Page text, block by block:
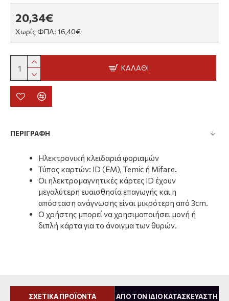
20,34€
Χωρίς ΦΠΑ: 16,40€
ΚΑΛΆΘΙ
ΠΕΡΙΓΡΑΦΗ
Ηλεκτρονική κλειδαριά φοριαμών
Τύπος καρτών: ID (EM), Temic ή Mifare.
Οι ηλεκτρομαγνητικές κάρτες ID έχουν
μεγαλύτερη ευαισθησία επαγωγής και η
απόσταση ανάγνωσης είναι μικρότερη από 3cm.
Ο χρήστης μπορεί να χρησιμοποιήσει μονή ή
διπλή κάρτα για το άνοιγμα των θυρών.
ΣΧΕΤΙΚΑ ΠΡΟΪΟΝΤΑ ΑΠΟ ΤΟΝ ΙΔΙΟ ΚΑΤΑΣΚΕΥΑΣΤΗ